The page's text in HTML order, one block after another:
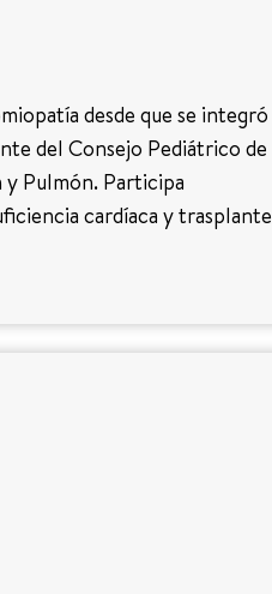
desde que se integró
del Consejo Pediátrico de
y Pulmón. Participa
cardíaca y trasplante